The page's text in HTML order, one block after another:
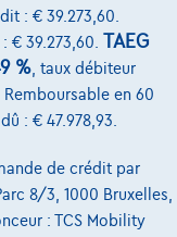
: € 39.273,60.
39.273,60. TAEG
% , taux débiteur
. Remboursable en 60
: € 47.978,93.
de crédit par
8/3, 1000 Bruxelles,
: TCS Mobility